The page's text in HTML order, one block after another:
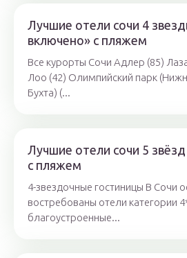
Лучшие отели сочи 4
включено» с пляжем
Все курорты Сочи Адлер (85)
Лоо (42) Олимпийский парк
Бухта) (...
Лучшие отели сочи 5
с пляжем
4-звездочные гостиницы В Сочи
востребованы отели категории
благоустроенные...